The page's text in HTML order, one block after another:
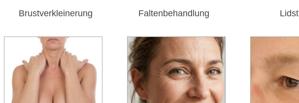
Brustverkleinerung Faltenbehandlung